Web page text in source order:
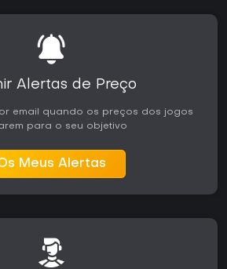
Alertas de Preço
email quando os preços dos jogos
para o seu objetivo
Meus Alertas